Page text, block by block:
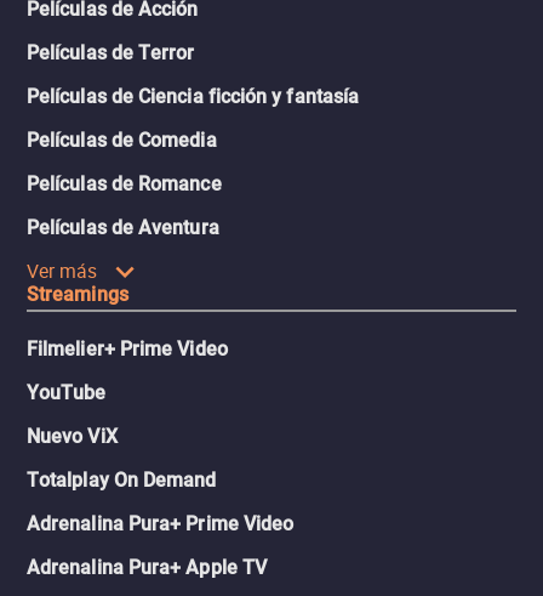
Películas de Acción
Películas de Terror
Películas de Ciencia ficción y fantasía
Películas de Comedia
Películas de Romance
Películas de Aventura
Ver más
Streamings
Filmelier+ Prime Video
YouTube
Nuevo ViX
Totalplay On Demand
Adrenalina Pura+ Prime Video
Adrenalina Pura+ Apple TV